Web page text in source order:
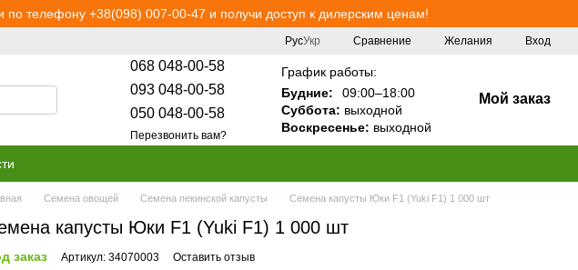
по телефону +38(098) 007-00-47 и получи доступ к дилерским ценам!
РусУкр Сравнение Желания Вход
068 048-00-58
093 048-00-58
050 048-00-58
Перезвонить вам?
График работы:
Будние:
09:00–18:00
Суббота: выходной
Воскресенье: выходной
Мой заказ
Семена овощей Семена пекинской капусты Семена капусты Юки F1 (Yuki F1) 1 000 шт
капусты Юки F1 (Yuki F1) 1 000 шт
заказ Артикул: 34070003 Оставить отзыв